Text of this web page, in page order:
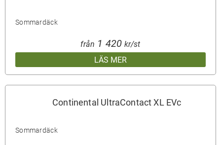
Sommardäck
LÄS MER
från 1 420 kr/st
Continental UltraContact XL EVc
Sommardäck